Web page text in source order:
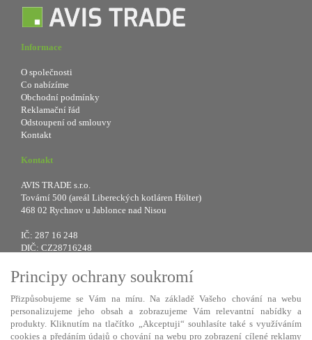
Informace
O společnosti
Co nabízíme
Obchodní podmínky
Reklamační řád
Odstoupení od smlouvy
Kontakt
Kontakt
AVIS TRADE s.r.o.
Tovární 500 (areál Libereckých kotláren Hölter)
468 02 Rychnov u Jablonce nad Nisou
IČ: 287 16 248
DIČ: CZ28716248
Tel.: +420 483 388 078
Fax: +420 483 034 590
E-mail:info@avistrade.cz
Web:www.avistrade.cz
Principy ochrany soukromí
Přizpůsobujeme se Vám na míru. Na základě Vašeho chování na webu
personalizujeme jeho obsah a zobrazujeme Vám relevantní nabídky a
produkty. Kliknutím na tlačítko „Akceptuji“ souhlasíte také s využíváním
cookies a předáním údajů o chování na webu pro zobrazení cílené reklamy